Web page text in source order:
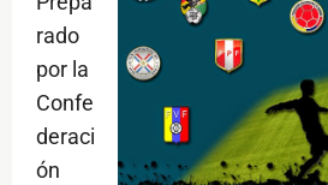
rado
por la
Confe
deraci
ón